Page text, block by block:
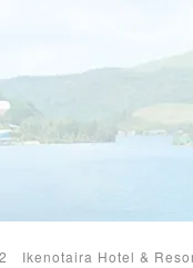
Ikenotaira Hotel &